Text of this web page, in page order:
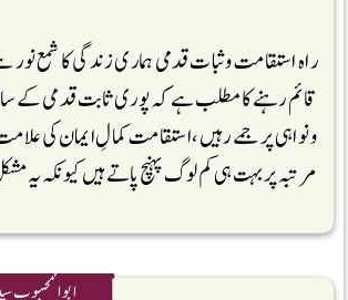
راہ استقامت وثبات قدمی ہماری زندگی کا شمع نور
قائم رہنے کا مطلب ہے کہ پوری ثابت قدمی کے
و نواہی پر جمے رہیں، استقامت کمالِ ایمان کی
مرتبہ پر بہت ہی کم لوگ پہنچ پاتے ہیں کیونکہ یہ
ابوالمحبوب